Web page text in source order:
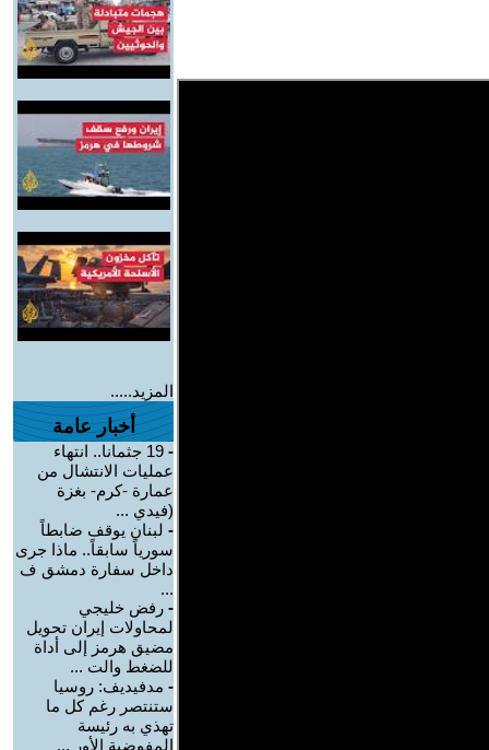
المزيد.....
أخبار عامة
-
19 جثمانا.. انتهاء
عمليات الانتشال من
عمارة -كرم- بغزة
(فيدي ...
- لبنان يوقف ضابطاً
سورياً سابقاً.. ماذا جرى
داخل سفارة دمشق ف
...
- رفض خليجي
لمحاولات إيران تحويل
مضيق هرمز إلى أداة
للضغط والت ...
- مدفيديف: روسيا
ستنتصر رغم كل ما
تهذي به رئيسة
المفوضية الأور ...